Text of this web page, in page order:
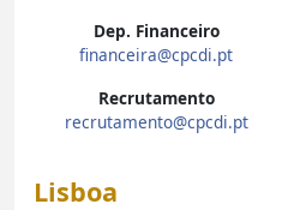
Dep. Financeiro
financeira@cpcdi.pt
Recrutamento
recrutamento@cpcdi.pt
Lisboa